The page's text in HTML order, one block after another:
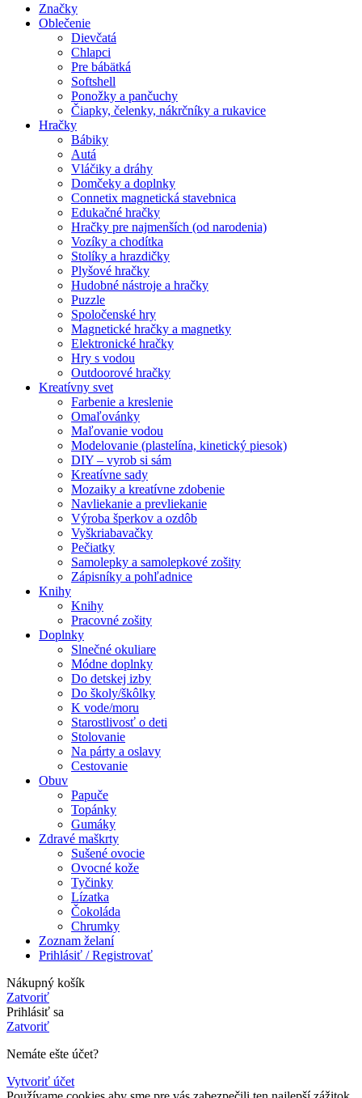
Značky
Oblečenie
Dievčatá
Chlapci
Pre bábätká
Softshell
Ponožky a pančuchy
Čiapky, čelenky, nákrčníky a rukavice
Hračky
Bábiky
Autá
Vláčiky a dráhy
Domčeky a doplnky
Connetix magnetická stavebnica
Edukačné hračky
Hračky pre najmenších (od narodenia)
Vozíky a chodítka
Stolíky a hrazdičky
Plyšové hračky
Hudobné nástroje a hračky
Puzzle
Spoločenské hry
Magnetické hračky a magnetky
Elektronické hračky
Hry s vodou
Outdoorové hračky
Kreatívny svet
Farbenie a kreslenie
Omaľovánky
Maľovanie vodou
Modelovanie (plastelína, kinetický piesok)
DIY – vyrob si sám
Kreatívne sady
Mozaiky a kreatívne zdobenie
Navliekanie a prevliekanie
Výroba šperkov a ozdôb
Vyškriabavačky
Pečiatky
Samolepky a samolepkové zošity
Zápisníky a pohľadnice
Knihy
Knihy
Pracovné zošity
Doplnky
Slnečné okuliare
Módne doplnky
Do detskej izby
Do školy/škôlky
K vode/moru
Starostlivosť o deti
Stolovanie
Na párty a oslavy
Cestovanie
Obuv
Papuče
Topánky
Gumáky
Zdravé maškrty
Sušené ovocie
Ovocné kože
Tyčinky
Lízatka
Čokoláda
Chrumky
Zoznam želaní
Prihlásiť / Registrovať
Nákupný košík
Zatvoriť
Prihlásiť sa
Zatvoriť
Nemáte ešte účet?
Vytvoriť účet